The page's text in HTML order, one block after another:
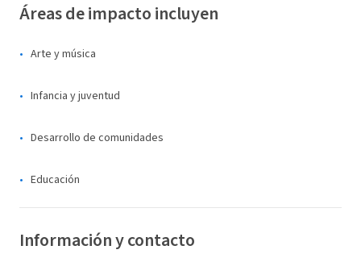
Áreas de impacto incluyen
Arte y música
Infancia y juventud
Desarrollo de comunidades
Educación
Información y contacto